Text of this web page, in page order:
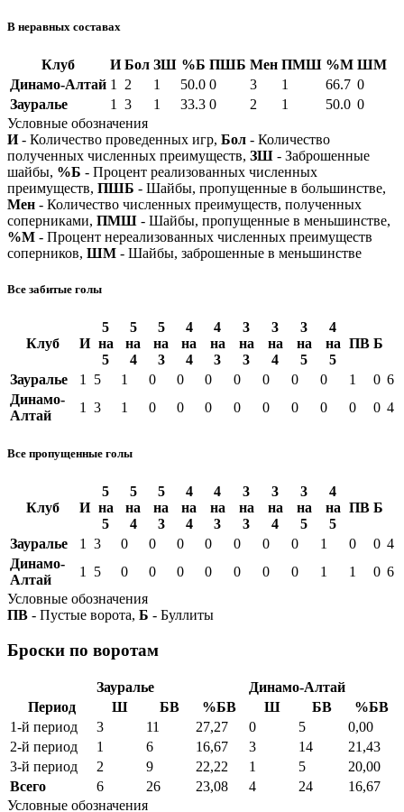
В неравных составах
Клуб И Бол ЗШ %Б ПШБ Мен ПМШ %М ШМ
Динамо-Алтай 1 2 1 50.0 0 3 1 66.7 0
Зауралье
1 3 1 33.3 0 2 1 50.0 0
Условные обозначения
И- Количество проведенных игр, Бол - Количество
полученных численных преимуществ, ЗШ - Заброшенные
шайбы, %Б - Процент реализованных численных
преимуществ, ПШБ - Шайбы, пропущенные в большинстве,
Мен - Количество численных преимуществ, полученных
соперниками, ПМШ - Шайбы, пропущенные в меньшинстве,
%М - Процент нереализованных численных преимуществ
соперников, ШМ - Шайбы, заброшенные в меньшинстве
Все забитые голы
Клуб И
5
на
5
5
на
4
5
на
3
4
на
4
4
на
3
3
на
3
3
на
4
3
на
5
4
на
5
ПВ Б
Зауралье 1 5 1 0 0 0 0 0 0 0 1 0 6
Динамо-
Алтай
1 3 1 0 0 0 0 0 0 0 0 0 4
Все пропущенные голы
Клуб И
5
на
5
5
на
4
5
на
3
4
на
4
4
на
3
3
на
3
3
на
4
3
на
5
4
на
5
ПВ Б
Зауралье 1 3 0 0 0 0 0 0 0 1 0 0 4
Динамо-
Алтай
1 5 0 0 0 0 0 0 0 1 1 0 6
Условные обозначения
ПВ - Пустые ворота, Б - Буллиты
Броски по воротам
Зауралье
Динамо-Алтай
Период
Ш БВ %БВ Ш БВ
%БВ
1-й период
3 11 27,27 0 5
0,00
2-й период
1 6 16,67 3 14
21,43
3-й период
2 9 22,22 1 5
20,00
Всего
6 26 23,08 4 24
16,67
Условные обозначения